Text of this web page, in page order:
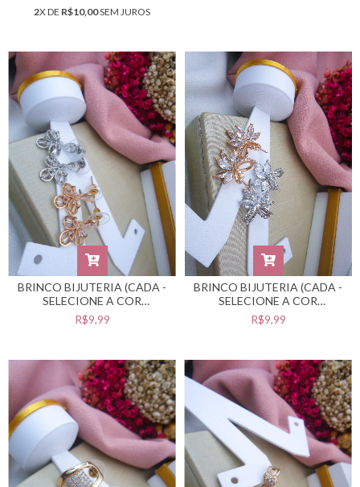
2X DE R$10,00SEM JUROS
BRINCO BIJUTERIA (CADA -
SELECIONE A COR
DESEJADA) #B0105528
R$9,99
BRINCO BIJUTERIA (CADA -
SELECIONE A COR
DESEJADA) #B0105527
R$9,99